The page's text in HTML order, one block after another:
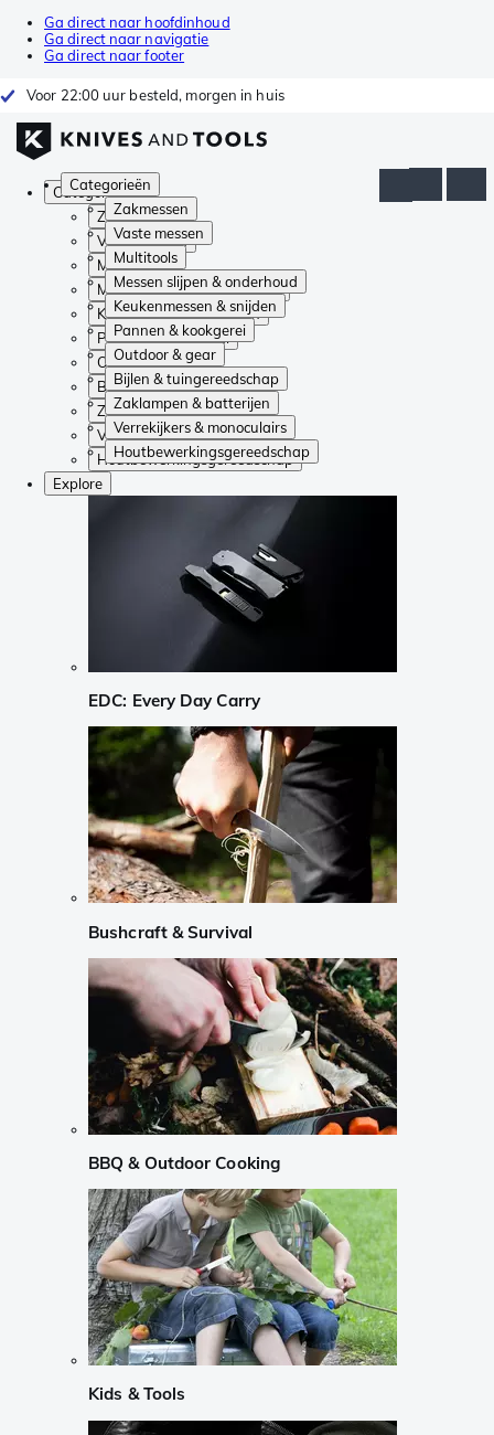
Ga direct naar hoofdinhoud
Ga direct naar navigatie
Ga direct naar footer
Voor 22:00 uur besteld, morgen in huis
Categorieën
Zakmessen
Vaste messen
Multitools
Messen slijpen & onderhoud
Keukenmessen & snijden
Pannen & kookgerei
Outdoor & gear
Bijlen & tuingereedschap
Zaklampen & batterijen
Verrekijkers & monoculairs
Houtbewerkingsgereedschap
Categorieën
Zakmessen
Vaste messen
Multitools
Messen slijpen & onderhoud
Keukenmessen & snijden
Pannen & kookgerei
Outdoor & gear
Bijlen & tuingereedschap
Zaklampen & batterijen
Verrekijkers & monoculairs
Houtbewerkingsgereedschap
Explore
EDC: Every Day Carry
Bushcraft & Survival
BBQ & Outdoor Cooking
Kids & Tools